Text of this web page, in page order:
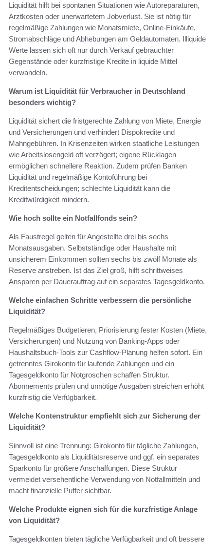
Liquidität hilft bei spontanen Situationen wie Autoreparaturen,
Arztkosten oder unerwartetem Jobverlust. Sie ist nötig für
regelmäßige Zahlungen wie Monatsmiete, Online-Einkäufe,
Stromabschläge und Abhebungen am Geldautomaten. Illiquide
Werte lassen sich oft nur durch Verkauf gebrauchter
Gegenstände oder kurzfristige Kredite in liquide Mittel
verwandeln.
Warum ist Liquidität für Verbraucher in Deutschland
besonders wichtig?
Liquidität sichert die fristgerechte Zahlung von Miete, Energie
und Versicherungen und verhindert Dispokredite und
Mahngebühren. In Krisenzeiten wirken staatliche Leistungen
wie Arbeitslosengeld oft verzögert; eigene Rücklagen
ermöglichen schnellere Reaktion. Zudem prüfen Banken
Liquidität und regelmäßige Kontoführung bei
Kreditentscheidungen; schlechte Liquidität kann die
Kreditwürdigkeit mindern.
Wie hoch sollte ein Notfallfonds sein?
Als Faustregel gelten für Angestellte drei bis sechs
Monatsausgaben. Selbstständige oder Haushalte mit
unsicherem Einkommen sollten sechs bis zwölf Monate als
Reserve anstreben. Ist das Ziel groß, hilft schrittweises
Ansparen per Dauerauftrag auf ein separates Tagesgeldkonto.
Welche einfachen Schritte verbessern die persönliche
Liquidität?
Regelmäßiges Budgetieren, Priorisierung fester Kosten (Miete,
Versicherungen) und Nutzung von Banking-Apps oder
Haushaltsbuch-Tools zur Cashflow-Planung helfen sofort. Ein
getrenntes Girokonto für laufende Zahlungen und ein
Tagesgeldkonto für Notgroschen schaffen Struktur.
Abonnements prüfen und unnötige Ausgaben streichen erhöht
kurzfristig die Verfügbarkeit.
Welche Kontenstruktur empfiehlt sich zur Sicherung der
Liquidität?
Sinnvoll ist eine Trennung: Girokonto für tägliche Zahlungen,
Tagesgeldkonto als Liquiditätsreserve und ggf. ein separates
Sparkonto für größere Anschaffungen. Diese Struktur
vermeidet versehentliche Verwendung von Notfallmitteln und
macht finanzielle Puffer sichtbar.
Welche Produkte eignen sich für die kurzfristige Anlage
von Liquidität?
Tagesgeldkonten bieten tägliche Verfügbarkeit und oft bessere